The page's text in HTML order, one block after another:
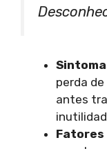
perda
antes
Fatores